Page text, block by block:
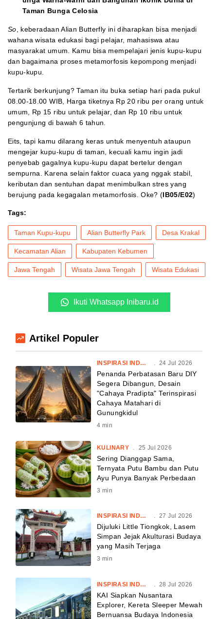
Taman Bunga Celosia
So , keberadaan Alian Butterfly ini diharapkan bisa menjadi
wahana wisata edukasi bagi pelajar, mahasiswa atau
masyarakat umum. Kamu bisa mempelajari jenis kupu-kupu
dan bagaimana proses metamorfosis kepompong menjadi
kupu-kupu.
Tertarik berkunjung? Taman itu buka setiap hari pada pukul
08.00-18.00 WIB, Harga tiketnya Rp 20 ribu per orang untuk
umum, Rp 15 ribu untuk pelajar, dan Rp 10 ribu untuk
pengunjung di bawah 6 tahun.
Eits, tapi kamu dilarang keras untuk menyentuh ataupun
mengejar kupu-kupu di taman, kecuali kamu ingin jadi
penyebab gagalnya kupu-kupu dapat bertelur dengan
sempurna. Karena selain faktor cuaca yang nggak stabil,
keributan dan sentuhan dapat menimbulkan stres yang
berujung pada kegagalan metamorfosis. Oke? (IB05/E02)
Tags:
Taman Kupu-kupu Alian Butterfly Park Desa Krakal
Kecamatan Alian Kabupaten Kebumen
Jawa Tengah Wisata Jawa Tengah Wisata Edukasi
Ikuti Whatsapp Inibaru.id
Artikel Populer
INSPIRASI INDONESIA . 24 Jul 2026
Penanda Perbatasan Baru DIY
Segera Dibangun, Desain
"Cahaya Pradipta" Terinspirasi
Cahaya Matahari di
Gunungkidul
4 min
KULINARY . 25 Jul 2026
Sering Dianggap Sama,
Ternyata Putu Bambu dan Putu
Ayu Punya Banyak Perbedaan
3 min
INSPIRASI INDONESIA . 27 Jul 2026
Dijuluki Little Tiongkok, Lasem
Simpan Jejak Akulturasi Budaya
yang Masih Terjaga
3 min
INSPIRASI INDONESIA 28 Jul 2026
KAI Siapkan Nusantara
Explorer, Kereta Sleeper Mewah
Bernuansa Budaya Indonesia